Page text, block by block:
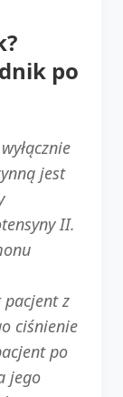
po
jest
II.
pacjent z
ciśnienie
po
jego